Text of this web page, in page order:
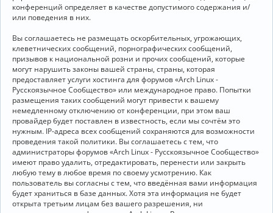
конференций определяет в качестве допустимого содержания и/
или поведения в них.
Вы соглашаетесь не размещать оскорбительных, угрожающих,
клеветнических сообщений, порнографических сообщений,
призывов к национальной розни и прочих сообщений, которые
могут нарушить законы вашей страны, страны, которая
предоставляет услуги хостинга для форумов «Arch Linux -
Русскоязычное Сообщество» или международное право. Попытки
размещения таких сообщений могут привести к вашему
немедленному отключению от конференции, при этом ваш
провайдер будет поставлен в известность, если мы сочтём это
нужным. IP-адреса всех сообщений сохраняются для возможности
проведения такой политики. Вы соглашаетесь с тем, что
администраторы форумов «Arch Linux - Русскоязычное Сообщество»
имеют право удалить, отредактировать, перенести или закрыть
любую тему в любое время по своему усмотрению. Как
пользователь вы согласны с тем, что введённая вами информация
будет храниться в базе данных. Хотя эта информация не будет
открыта третьим лицам без вашего разрешения, ни